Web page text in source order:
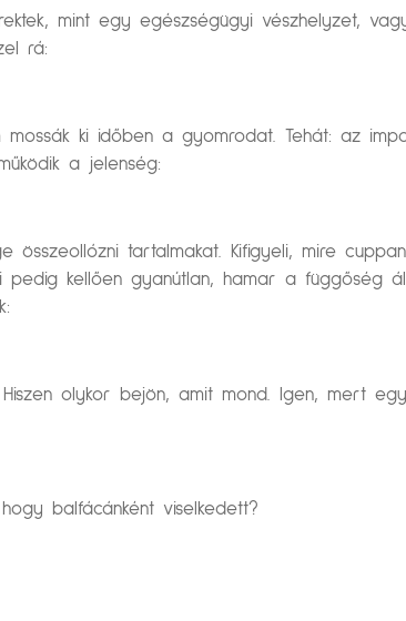
mint egy egészségügyi vészhelyzet,
rá:
mossák ki időben a gyomrodat. Tehát: az
a jelenség:
összeollózni tartalmakat. Kifigyeli, mire
pedig kellően gyanútlan, hamar a
olykor bejön, amit mond. Igen, mert
balfácánként viselkedett?